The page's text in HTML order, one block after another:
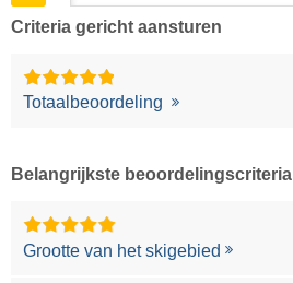
Criteria gericht aansturen
Totaalbeoordeling
Belangrijkste beoordelingscriteria
Grootte van het skigebied